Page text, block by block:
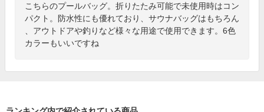
こちらのプールバッグ。折りたたみ可能で未使用時はコン
パクト。防水性にも優れており、サウナバッグはもちろん
、アウトドアや釣りなど様々な用途で使用できます。6色
カラーもいいですね